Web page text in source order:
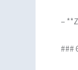
–
###